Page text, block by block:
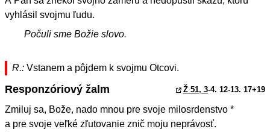
vyhlásil svojmu ľudu.
Počuli sme Božie slovo.
R.: Vstanem a pôjdem k svojmu Otcovi.
Responzóriový žalm Ž 51, 3-4. 12-13. 17+19
Zmiluj sa, Bože, nado mnou pre svoje milosrdenstvo *
a pre svoje veľké zľutovanie znič moju neprávosť.